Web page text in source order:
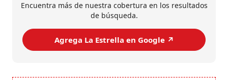
Encuentra más de nuestra cobertura en los resultados
de búsqueda.
Agrega La Estrella en Google ↗️